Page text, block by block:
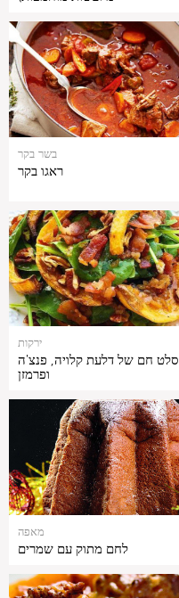
בשר בקר
ראגו בקר
ירקות
סלט חם של דלעת קלויה, פנצ'ה
ופרמזן
מאפה
לחם מתוק עם שמרים